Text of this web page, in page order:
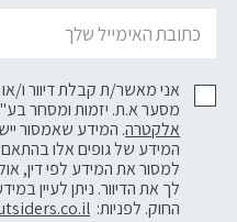
אני מאשר/ת קבלת דיוור ו/
מסער א.ת. יזמות ומסחר
אלקטרה. המידע שאמסור
המידע של גופים אלו בהתאם
למסור את המידע לפי דין,
לך את הדיוור. ניתן לעיין
החוק. לפניות: